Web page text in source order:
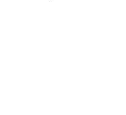
psicoterapéutico
se reparten entre
familiar, laboral,